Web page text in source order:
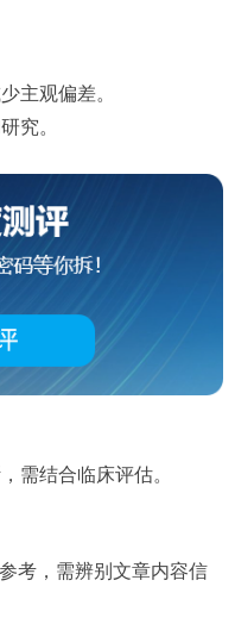
主观偏差。
究。
需结合临床评估。
考，需辨别文章内容信